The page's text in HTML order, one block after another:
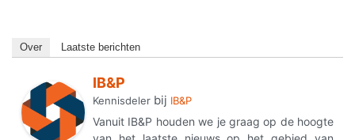
Over Laatste berichten
IB&P
Kennisdeler bij IB&P
Vanuit IB&P houden we je graag op de hoogte